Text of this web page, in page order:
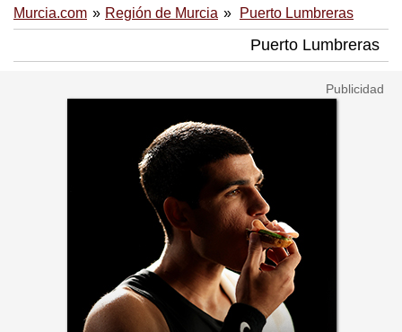
Murcia.com Región de Murcia Puerto Lumbreras
Puerto Lumbreras